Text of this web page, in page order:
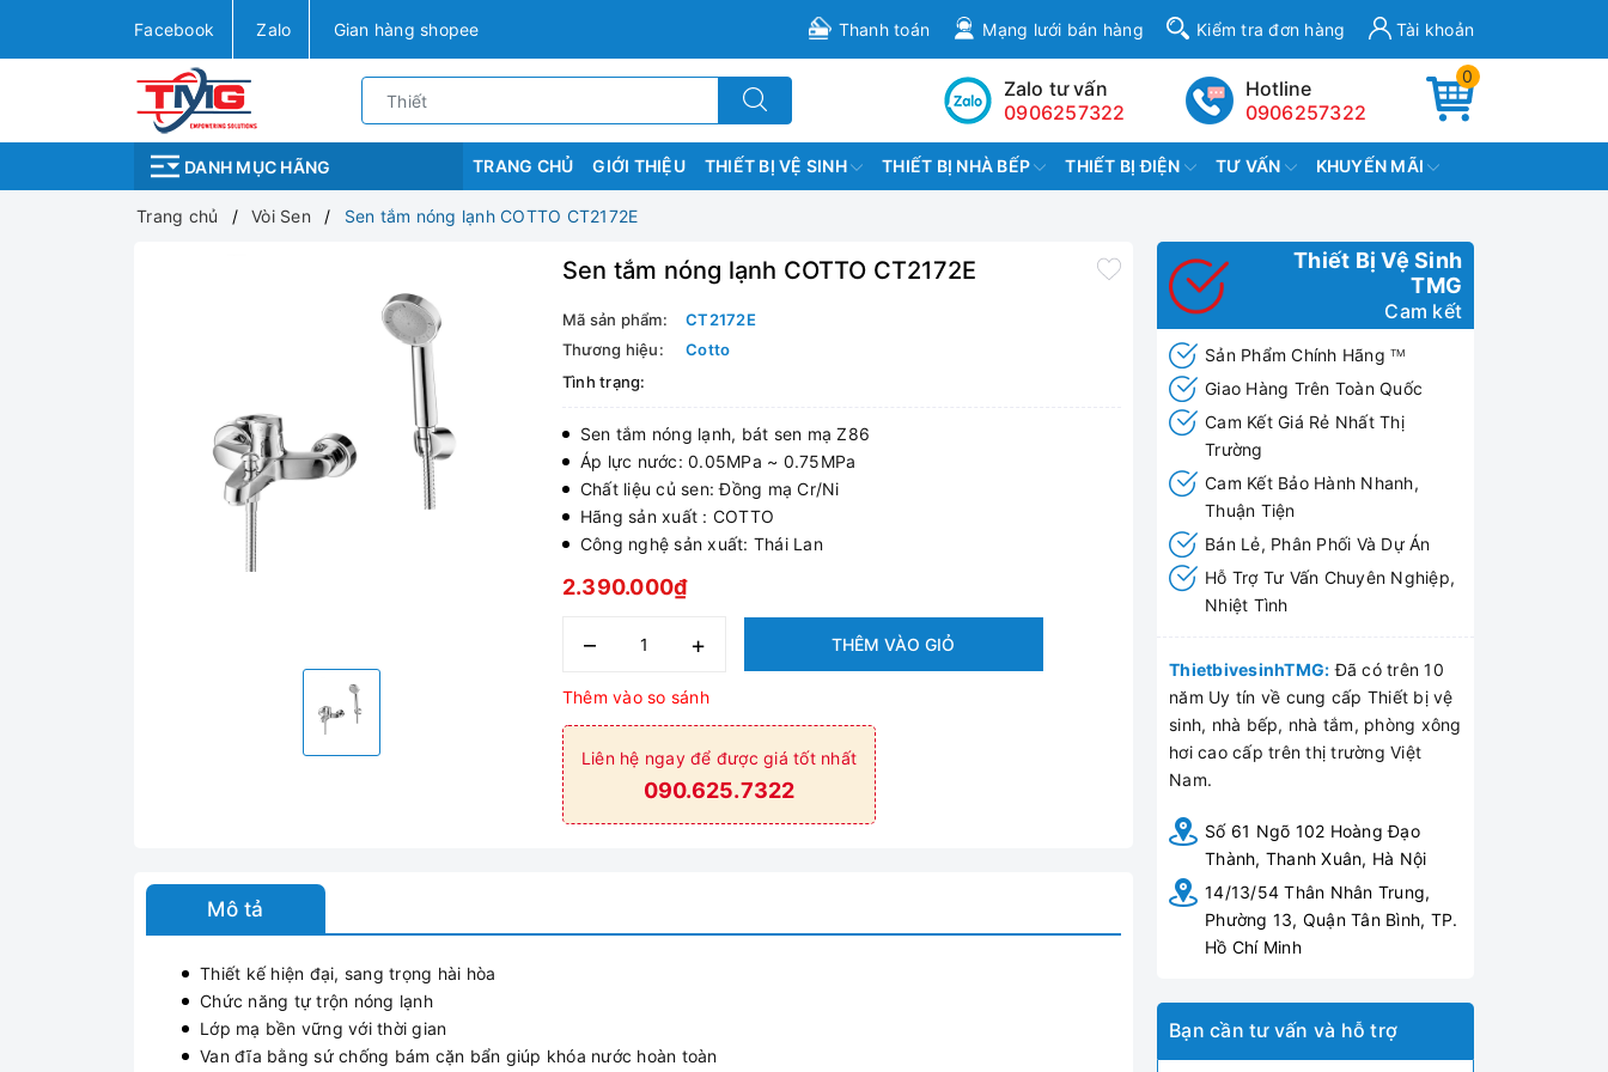
Facebook Zalo Gian hàng shopee Thanh toán Mạng lưới bán hàng Kiểm tra đơn hàng Tài khoản
0
Hotline
0906257322
Zalo tư vấn
0906257322
DANH MỤC HÃNG TRANG CHỦ GIỚI THIỆU THIẾT BỊ VỆ SINH THIẾT BỊ NHÀ BẾP THIẾT BỊ ĐIỆN TƯ VẤN KHUYẾN MÃI
Trang chủ Vòi Sen Sen tắm nóng lạnh COTTO CT2172E
Sen tắm nóng lạnh COTTO CT2172E
Mã sản phẩm:
CT2172E
Thương hiệu:
Cotto
Tình trạng:
Sen tắm nóng lạnh, bát sen mạ Z86
Áp lực nước: 0.05MPa ~ 0.75MPa
Chất liệu củ sen: Đồng mạ Cr/Ni
Hãng sản xuất : COTTO
Công nghệ sản xuất: Thái Lan
2.390.000₫
– + THÊM VÀO GIỎ
Thêm vào so sánh
Liên hệ ngay để được giá tốt nhất
090.625.7322
Mô tả
Thiết kế hiện đại, sang trọng hài hòa
Chức năng tự trộn nóng lạnh
Lớp mạ bền vững với thời gian
Van đĩa bằng sứ chống bám cặn bẩn giúp khóa nước hoàn toàn
Thiết Bị Vệ Sinh
TMG
Cam kết
Sản Phẩm Chính Hãng TM
Giao Hàng Trên Toàn Quốc
Cam Kết Giá Rẻ Nhất Thị
Trường
Cam Kết Bảo Hành Nhanh,
Thuận Tiện
Bán Lẻ, Phân Phối Và Dự Án
Hỗ Trợ Tư Vấn Chuyên Nghiệp,
Nhiệt Tình
ThietbivesinhTMG: Đã có trên 10
năm Uy tín về cung cấp Thiết bị vệ
sinh, nhà bếp, nhà tắm, phòng xông
hơi cao cấp trên thị trường Việt
Nam.
Số 61 Ngõ 102 Hoàng Đạo
Thành, Thanh Xuân, Hà Nội
14/13/54 Thân Nhân Trung,
Phường 13, Quận Tân Bình, TP.
Hồ Chí Minh
Bạn cần tư vấn và hỗ trợ